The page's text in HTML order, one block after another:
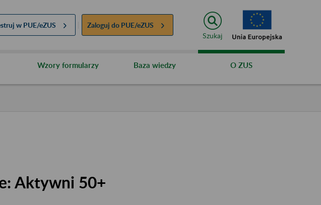
w PUE/eZUS Zaloguj do PUE/eZUS
Szukaj
Wzory formularzy Baza wiedzy O ZUS
Aktywni 50+